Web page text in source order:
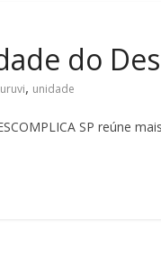
do
, unidade
SP reúne